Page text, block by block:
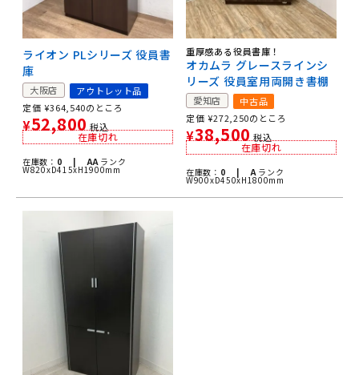
ライオン PLシリーズ 役員書
庫
大阪店
アウトレット品
定価 ¥364,540のところ
¥52,800 税込
在庫切れ
在庫数： 0 | AAランク
W820xD415xH1900mm
重厚感ある役員書庫！
オカムラ グレースラインシ
リーズ 役員室用両開き書棚
愛知店
中古品
定価 ¥272,250のところ
¥38,500 税込
在庫切れ
在庫数： 0 | Aランク
W900xD450xH1800mm